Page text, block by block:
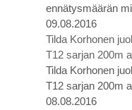
ennätysmäärän
09.08.2016
Tilda Korhonen
T12 sarjan 200m
Tilda Korhonen
T12 sarjan 200m
08.08.2016